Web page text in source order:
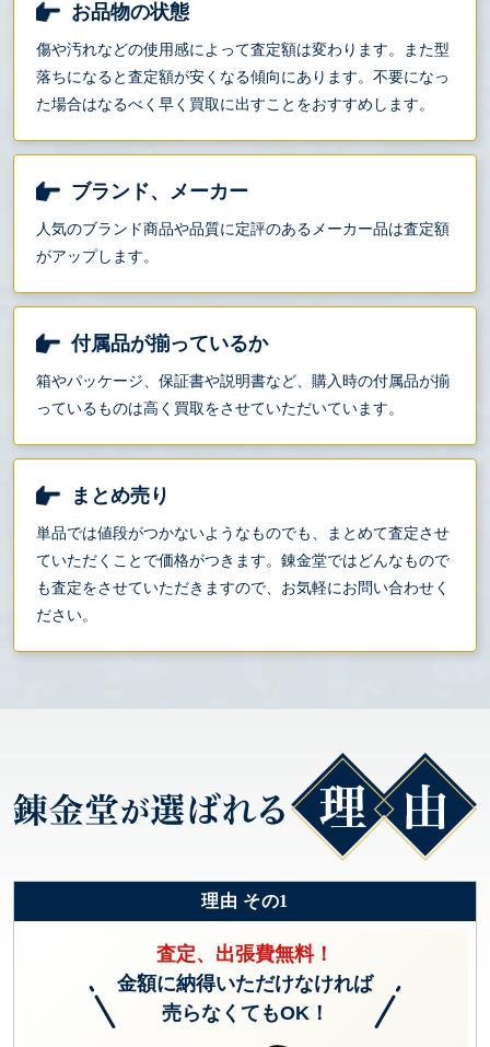
お品物の状態
傷や汚れなどの使用感によって査定額は変わります。また型
落ちになると査定額が安くなる傾向にあります。不要になっ
た場合はなるべく早く買取に出すことをおすすめします。
ブランド、メーカー
人気のブランド商品や品質に定評のあるメーカー品は査定額
がアップします。
付属品が揃っているか
箱やパッケージ、保証書や説明書など、購入時の付属品が揃
っているものは高く買取をさせていただいています。
まとめ売り
単品では値段がつかないようなものでも、まとめて査定させ
ていただくことで価格がつきます。錬金堂ではどんなもので
も査定をさせていただきますので、お気軽にお問い合わせく
ださい。
理由 その1
査定、出張費無料！
金額に納得いただけなければ
売らなくてもOK！